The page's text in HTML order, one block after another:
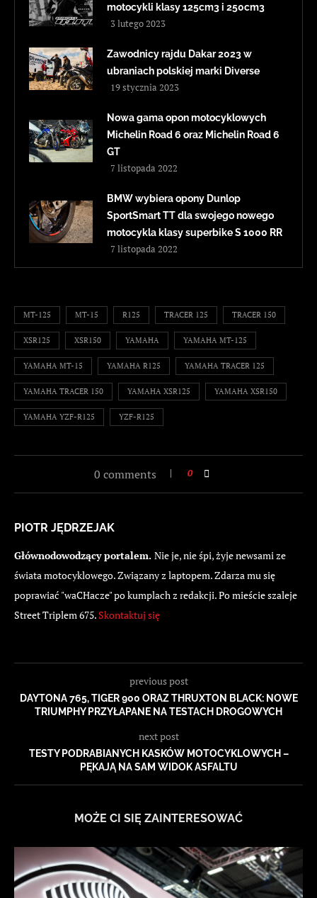
motocykli klasy 125cm3 i 250cm3
3 lutego 2023
Zawodnicy rajdu Dakar 2023 w
ubraniach polskiej marki Diverse
19 stycznia 2023
Nowa gama opon motocyklowych
Michelin Road 6 oraz Michelin Road 6
GT
7 listopada 2022
BMW wybiera opony Dunlop
SportSmart TT dla swojego nowego
motocykla klasy superbike S 1000 RR
7 listopada 2022
MT-125 MT-15 R125 TRACER 125 TRACER 150
XSR125 XSR150 YAMAHA YAMAHA MT-125
YAMAHA MT-15 YAMAHA R125 YAMAHA TRACER 125
YAMAHA TRACER 150 YAMAHA XSR125 YAMAHA XSR150
YAMAHA YZF-R125 YZF-R125
0 comments 0
PIOTR JĘDRZEJAK
Głównodowodzący portalem. Nie je, nie śpi, żyje newsami ze
świata motocyklowego. Związany z laptopem. Zdarza mu się
poprawiać "waCHacze" po kumplach z redakcji. Po mieście szaleje
Street Triplem 675. Skontaktuj się
previous post
DAYTONA 765, TIGER 900 ORAZ THRUXTON BLACK: NOWE
TRIUMPHY PRZYŁAPANE NA TESTACH DROGOWYCH
next post
TESTY PODRABIANYCH KASKÓW MOTOCYKLOWYCH –
PĘKAJĄ NA SAM WIDOK ASFALTU
MOŻE CI SIĘ ZAINTERESOWAĆ